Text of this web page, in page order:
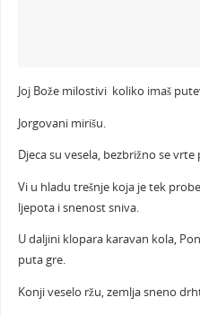
Joj Bože milostivi koliko imaš
Jorgovani mirišu.
Djeca su vesela, bezbrižno se
Vi u hladu trešnje koja je tek
ljepota i snenost sniva.
U daljini klopara karavan kola,
puta gre.
Konji veselo ržu, zemlja sneno